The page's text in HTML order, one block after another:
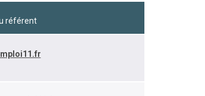
référent